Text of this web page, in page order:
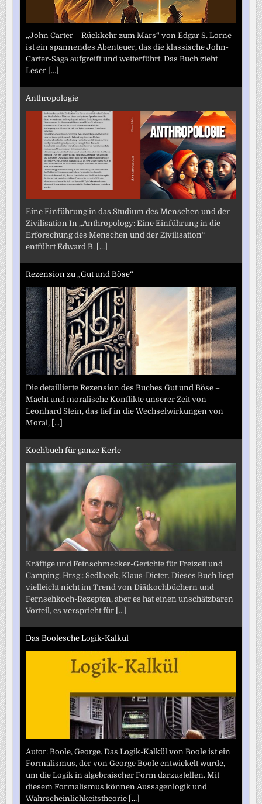
„John Carter – Rückkehr zum Mars“ von Edgar S. Lorne
ist ein spannendes Abenteuer, das die klassische John-
Carter-Saga aufgreift und weiterführt. Das Buch zieht
Leser [...]
Anthropologie
Eine Einführung in das Studium des Menschen und der
Zivilisation In „Anthropology: Eine Einführung in die
Erforschung des Menschen und der Zivilisation“
entführt Edward B. [...]
Rezension zu „Gut und Böse“
Die detaillierte Rezension des Buches Gut und Böse –
Macht und moralische Konflikte unserer Zeit von
Leonhard Stein, das tief in die Wechselwirkungen von
Moral, [...]
Kochbuch für ganze Kerle
Kräftige und Feinschmecker-Gerichte für Freizeit und
Camping. Hrsg.: Sedlacek, Klaus-Dieter. Dieses Buch liegt
vielleicht nicht im Trend von Diätkochbüchern und
Fernsehkoch-Rezepten, aber es hat einen unschätzbaren
Vorteil, es verspricht für [...]
Das Boolesche Logik-Kalkül
Autor: Boole, George. Das Logik-Kalkül von Boole ist ein
Formalismus, der von George Boole entwickelt wurde,
um die Logik in algebraischer Form darzustellen. Mit
diesem Formalismus können Aussagenlogik und
Wahrscheinlichkeitstheorie [...]